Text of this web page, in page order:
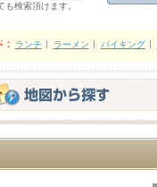
検索頂けます。
ランチ ラーメン バイキング